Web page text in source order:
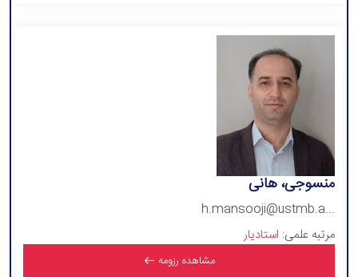
منسوجی، هانی
h.mansooji@ustmb.a...
مرتبه علمی: استادیار
مشاهده رزومه